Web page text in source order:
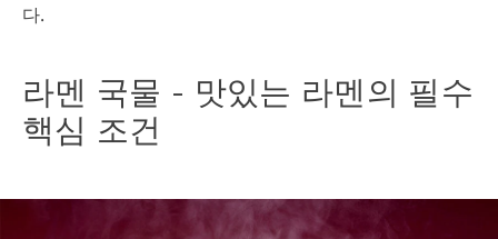
다.
라멘 국물 - 맛있는 라멘의 필수
핵심 조건